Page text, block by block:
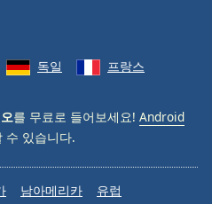
독일 프랑스
를 무료로 들어보세요! Android
수 있습니다.
남아메리카
유럽